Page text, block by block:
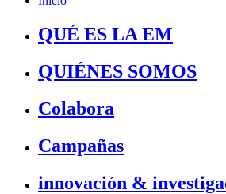
QUÉ ES LA EM
QUIÉNES SOMOS
Colabora
Campañas
innovación &